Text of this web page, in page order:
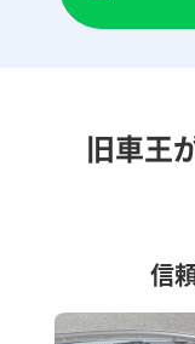
旧車王
信